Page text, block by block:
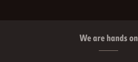
We are hands on